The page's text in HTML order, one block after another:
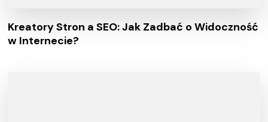
Kreatory Stron a SEO: Jak Zadbać o Widoczność
w Internecie?